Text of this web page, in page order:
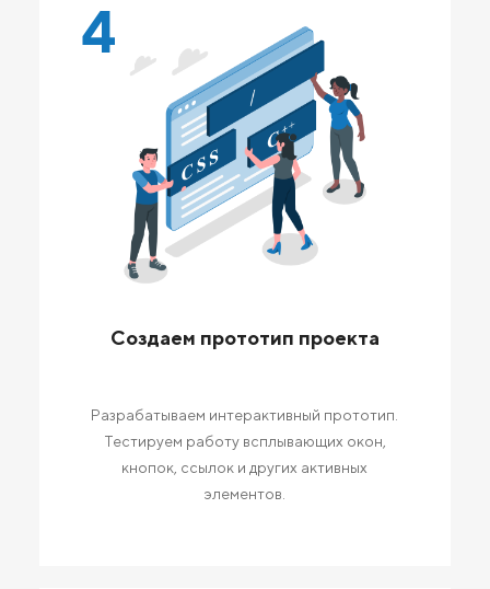
4
Создаем прототип проекта
Разрабатываем интерактивный прототип.
Тестируем работу всплывающих окон,
кнопок, ссылок и других активных
элементов.